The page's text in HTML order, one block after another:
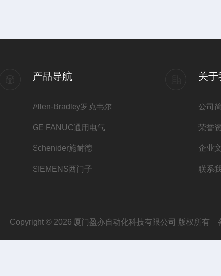
产品导航
Allen-Bradley罗克韦尔
GE FANUC通用电气
Schenider施耐德
SIEMENS西门子
关于
公司
荣誉
企业
联系
Copyright © 2026 厦门盈亦自动化科技有限公司 版权所有